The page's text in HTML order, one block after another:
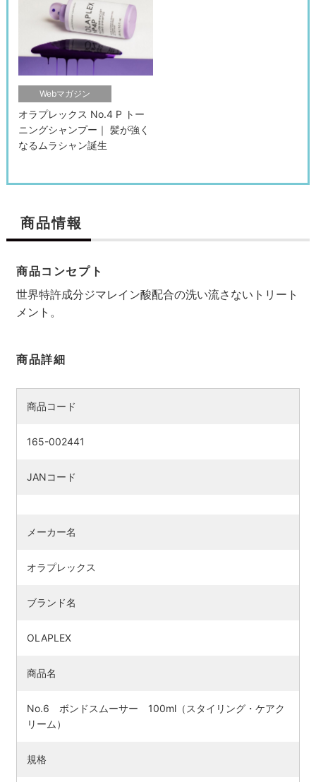
Webマガジン
オラプレックス No.4 P トー
ニングシャンプー｜ 髪が強く
なるムラシャン誕生
商品情報
商品コンセプト
世界特許成分ジマレイン酸配合の洗い流さないトリート
メント。
商品詳細
商品コード
165-002441
JANコード
メーカー名
オラプレックス
ブランド名
OLAPLEX
商品名
No.6 ボンドスムーサー 100ml（スタイリング・ケアク
リーム）
規格